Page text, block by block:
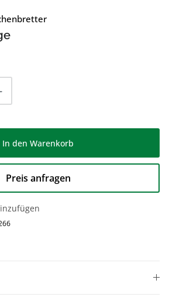
Gib den gewünschten
In den Warenkorb
Preis anfragen